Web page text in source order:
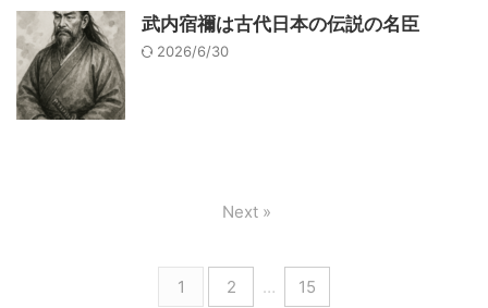
武内宿禰は古代日本の伝説の名臣
2026/6/30
1 2 … 15
Next »